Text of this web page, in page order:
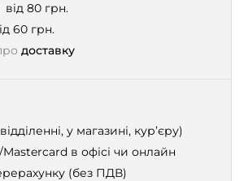
від 80 грн.
60 грн.
доставку
у магазині, кур’єру)
в офісі чи онлайн
(без ПДВ)